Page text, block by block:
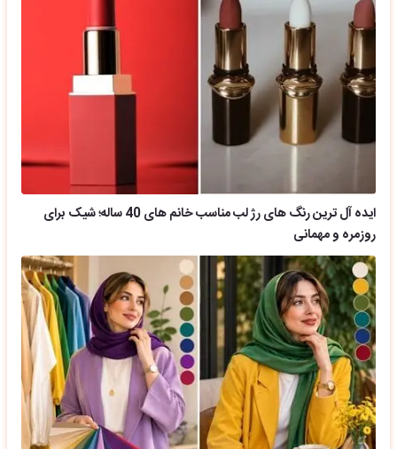
ایده آل ترین رنگ های رژ لب مناسب خانم های 40 ساله؛ شیک برای
روزمره و مهمانی